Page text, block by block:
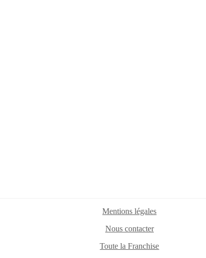
Mentions légales
Nous contacter
Toute la Franchise